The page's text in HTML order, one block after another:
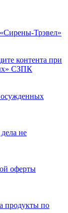
Трэвел»
контента при
СЗПК
осужденных
не
оферты
продукты по